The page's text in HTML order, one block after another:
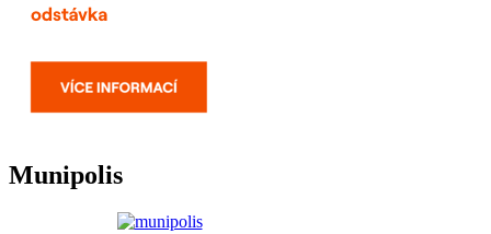
Munipolis